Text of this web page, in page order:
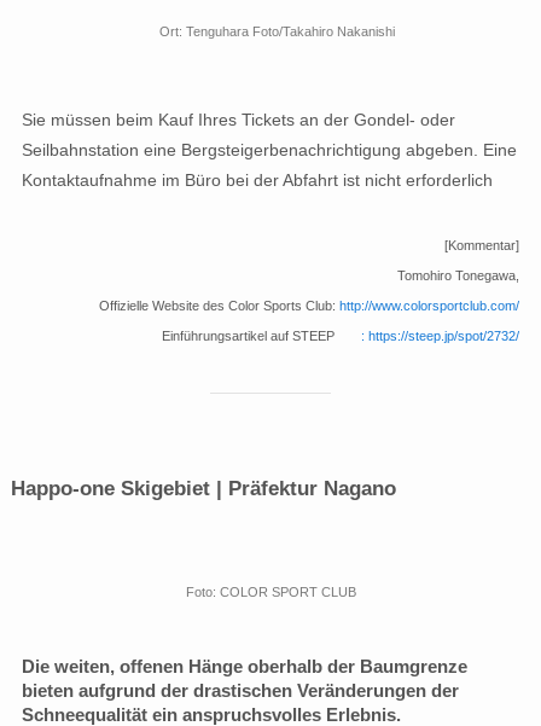
Ort: Tenguhara Foto/Takahiro Nakanishi
Sie müssen beim Kauf Ihres Tickets an der Gondel- oder
Seilbahnstation eine Bergsteigerbenachrichtigung abgeben. Eine
Kontaktaufnahme im Büro bei der Abfahrt ist nicht erforderlich
[Kommentar]
Tomohiro Tonegawa,
Offizielle Website des Color Sports Club: http://www.colorsportclub.com/
Einführungsartikel auf STEEP : https://steep.jp/spot/2732/
Happo-one Skigebiet | Präfektur Nagano
Foto: COLOR SPORT CLUB
Die weiten, offenen Hänge oberhalb der Baumgrenze
bieten aufgrund der drastischen Veränderungen der
Schneequalität ein anspruchsvolles Erlebnis.